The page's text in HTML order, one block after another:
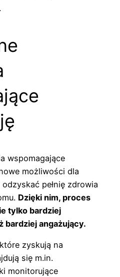
wspomagające
możliwości dla
pełnię zdrowia
Dzięki nim, proces
tylko bardziej
bardziej angażujący.
zyskują na
się m.in.
monitorujące